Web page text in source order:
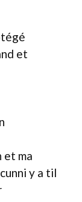
et
et ma
y a til